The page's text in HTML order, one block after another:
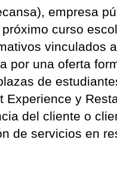
empresa
curso
vinculados
por una oferta
de
Experience y
del cliente o
de servicios en